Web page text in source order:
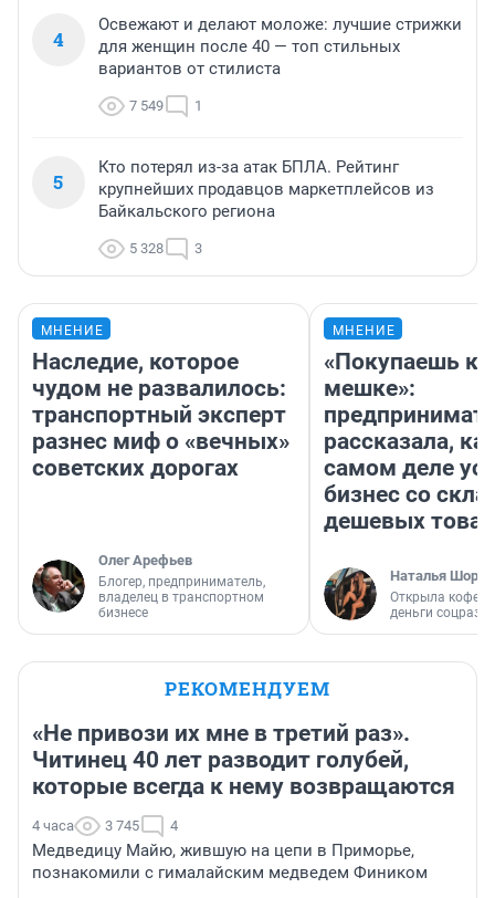
4
Освежают и делают моложе: лучшие стрижки
для женщин после 40 — топ стильных
вариантов от стилиста
7 549 1
5
Кто потерял из-за атак БПЛА. Рейтинг
крупнейших продавцов маркетплейсов из
Байкальского региона
5 328 3
МНЕНИЕ
Наследие, которое
чудом не развалилось:
транспортный эксперт
разнес миф о «вечных»
советских дорогах
Олег Арефьев
Блогер, предприниматель,
владелец в транспортном
бизнесе
МНЕНИЕ
«Покупаешь
мешке»:
рассказала,
самом деле
бизнес со
дешевых
Наталья
Открыла
деньги
РЕКОМЕНДУЕМ
«Не привози их мне в третий раз».
Читинец 40 лет разводит голубей,
которые всегда к нему возвращаются
4 часа 3 745 4
Медведицу Майю, жившую на цепи в Приморье,
познакомили с гималайским медведем Фиником